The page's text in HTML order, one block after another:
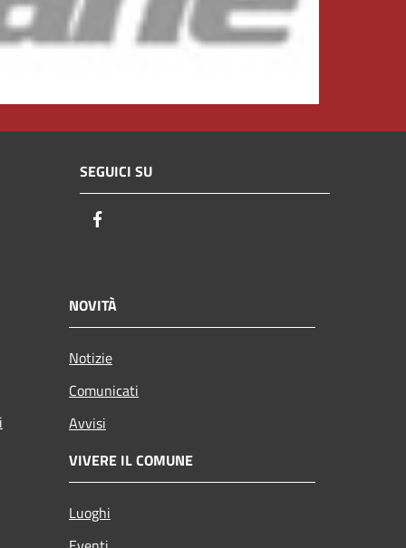
SEGUICI SU
NOVITÀ
Notizie
Comunicati
Avvisi
VIVERE IL COMUNE
Luoghi